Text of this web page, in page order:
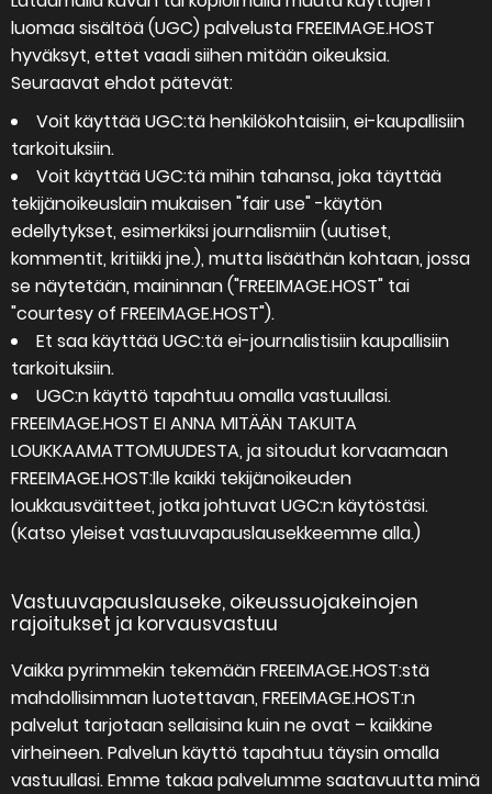
luomaa sisältöä (UGC) palvelusta FREEIMAGE.HOST
hyväksyt, ettet vaadi siihen mitään oikeuksia.
Seuraavat ehdot pätevät:
Voit käyttää UGC:tä henkilökohtaisiin, ei-kaupallisiin
tarkoituksiin.
Voit käyttää UGC:tä mihin tahansa, joka täyttää
tekijänoikeuslain mukaisen "fair use" -käytön
edellytykset, esimerkiksi journalismiin (uutiset,
kommentit, kritiikki jne.), mutta lisääthän kohtaan, jossa
se näytetään, maininnan ("FREEIMAGE.HOST" tai
"courtesy of FREEIMAGE.HOST").
Et saa käyttää UGC:tä ei-journalistisiin kaupallisiin
tarkoituksiin.
UGC:n käyttö tapahtuu omalla vastuullasi.
FREEIMAGE.HOST EI ANNA MITÄÄN TAKUITA
LOUKKAAMATTOMUUDESTA, ja sitoudut korvaamaan
FREEIMAGE.HOST:lle kaikki tekijänoikeuden
loukkausväitteet, jotka johtuvat UGC:n käytöstäsi.
(Katso yleiset vastuuvapauslausekkeemme alla.)
Vastuuvapauslauseke, oikeussuojakeinojen
rajoitukset ja korvausvastuu
Vaikka pyrimmekin tekemään FREEIMAGE.HOST:stä
mahdollisimman luotettavan, FREEIMAGE.HOST:n
palvelut tarjotaan sellaisina kuin ne ovat – kaikkine
virheineen. Palvelun käyttö tapahtuu täysin omalla
vastuullasi. Emme takaa palvelumme saatavuutta minä